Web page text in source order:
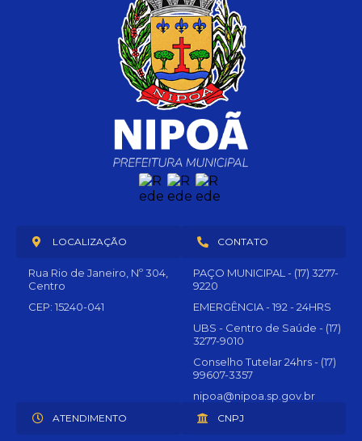
LOCALIZAÇÃO
Rua Rio de Janeiro, Nº 304,
Centro
CEP: 15240-041
CONTATO
PAÇO MUNICIPAL - (17) 3277-
9220
EMERGÊNCIA - 192 - 24HRS
UBS - Centro de Saúde - (17)
3277-9010
Conselho Tutelar 24hrs - (17)
99607-3357
nipoa@nipoa.sp.gov.br
ATENDIMENTO CNPJ